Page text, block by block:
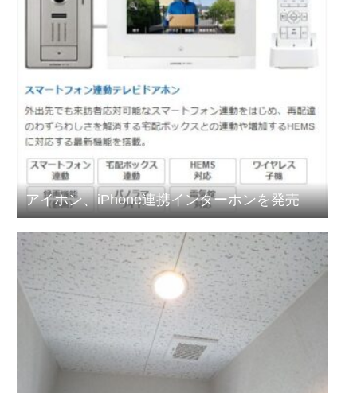
アイホン、iPhone連携インターホンを発売